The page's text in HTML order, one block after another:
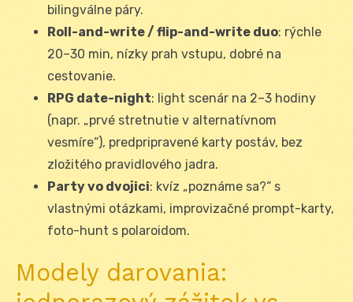
bilingválne páry.
Roll-and-write / flip-and-write duo: rýchle
20–30 min, nízky prah vstupu, dobré na
cestovanie.
RPG date-night: light scenár na 2–3 hodiny
(napr. „prvé stretnutie v alternatívnom
vesmíre“), predpripravené karty postáv, bez
zložitého pravidlového jadra.
Party vo dvojici: kvíz „poznáme sa?“ s
vlastnými otázkami, improvizačné prompt-karty,
foto-hunt s polaroidom.
Modely darovania: